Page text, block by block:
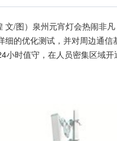
/图）泉州元宵灯会热闹非
的优化测试，并对周边通
小时值守，在人员密集区域